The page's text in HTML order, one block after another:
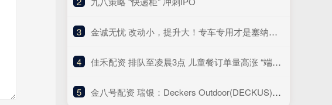
3 ​金诚无忧 改动小，提升大！专车专用才是塞纳的升级之道
4 ​佳禾配资 排队至凌晨3点 儿童餐订单量高涨 “端午”遇“六一”激发餐饮市场新活力
5 ​金八号配资 瑞银：Deckers Outdoor(DECKUS)被显著低估 股价具备53%上涨空间